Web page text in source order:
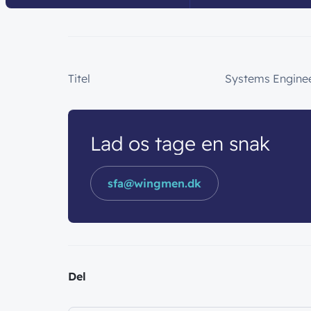
Titel Systems
Lad os tage en snak
sfa@wingmen.dk
Del